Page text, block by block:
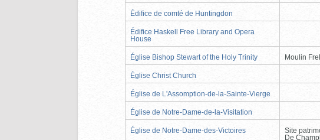
Édifice de comté de Huntingdon
Édifice Haskell Free Library and Opera
House
Église Bishop Stewart of the Holy Trinity Moulin
Église Christ Church
Église de L'Assomption-de-la-Sainte-Vierge
Église de Notre-Dame-de-la-Visitation
Église de Notre-Dame-des-Victoires
Site
De